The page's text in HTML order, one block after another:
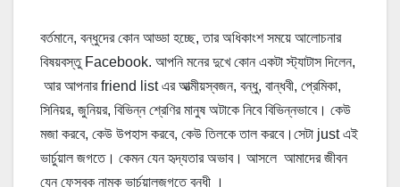
বর্তমানে, বন্ধুদের কোন আড্ডা হচ্ছে, তার অধিকাংশ সময়ে আলোচনার
বিষয়বস্তু Facebook. আপনি মনের দুখে কোন একটা স্ট্যাটাস দিলেন,
আর আপনার friend list এর আত্মীয়স্বজন, বন্ধু, বান্ধবী, প্রেমিকা,
সিনিয়র, জুনিয়র, বিভিন্ন শ্রেণির মানুষ অটাকে নিবে বিভিন্নভাবে। কেউ
মজা করবে, কেউ উপহাস করবে, কেউ তিলকে তাল করবে।সেটা just এই
ভার্চুয়াল জগতে। কেমন যেন হৃদ্যতার অভাব। আসলে আমাদের জীবন
যেন ফেসবুক নামক ভার্চুয়ালজগতে বন্ধী ।